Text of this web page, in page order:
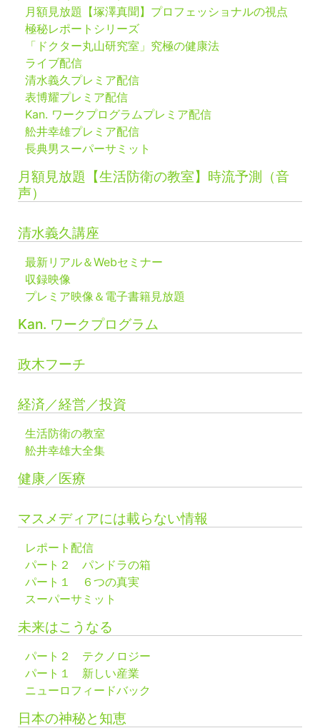
月額見放題【塚澤真聞】プロフェッショナルの視点
極秘レポートシリーズ
「ドクター丸山研究室」究極の健康法
ライブ配信
清水義久プレミア配信
表博耀プレミア配信
Kan. ワークプログラムプレミア配信
舩井幸雄プレミア配信
長典男スーパーサミット
月額見放題【生活防衛の教室】時流予測（音
声）
清水義久講座
最新リアル＆Webセミナー
収録映像
プレミア映像＆電子書籍見放題
Kan. ワークプログラム
政木フーチ
経済／経営／投資
生活防衛の教室
舩井幸雄大全集
健康／医療
マスメディアには載らない情報
レポート配信
パート２ パンドラの箱
パート１ ６つの真実
スーパーサミット
未来はこうなる
パート２ テクノロジー
パート１ 新しい産業
ニューロフィードバック
日本の神秘と知恵